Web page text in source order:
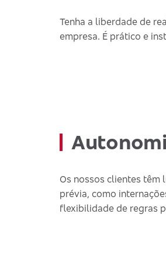
Tenha a liberdade de
empresa. É prático e
Os nossos clientes
prévia, como
flexibilidade de regras